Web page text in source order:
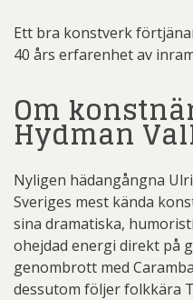
Ett bra konstverk
40 års erfarenhet av
Om
Hydman
Nyligen hädangångna
Sveriges mest kända
sina dramatiska,
ohejdad energi direkt på
genombrott med
dessutom följer folkkära